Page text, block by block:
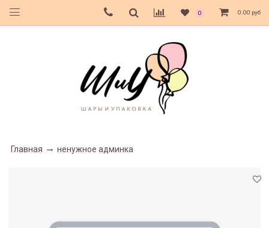
0 0.00 руб
Главная ненужное админка